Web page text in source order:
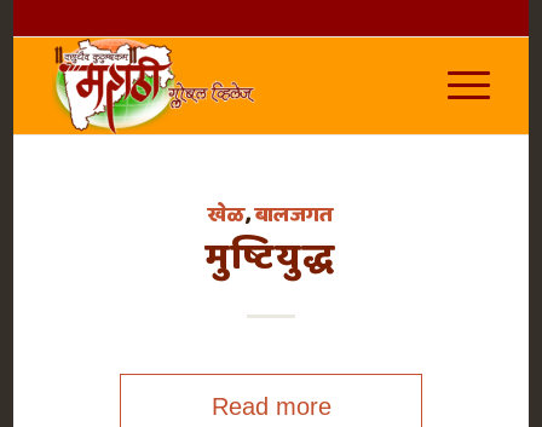
खेळ,बालजगत
मुष्टियुद्ध
Read more